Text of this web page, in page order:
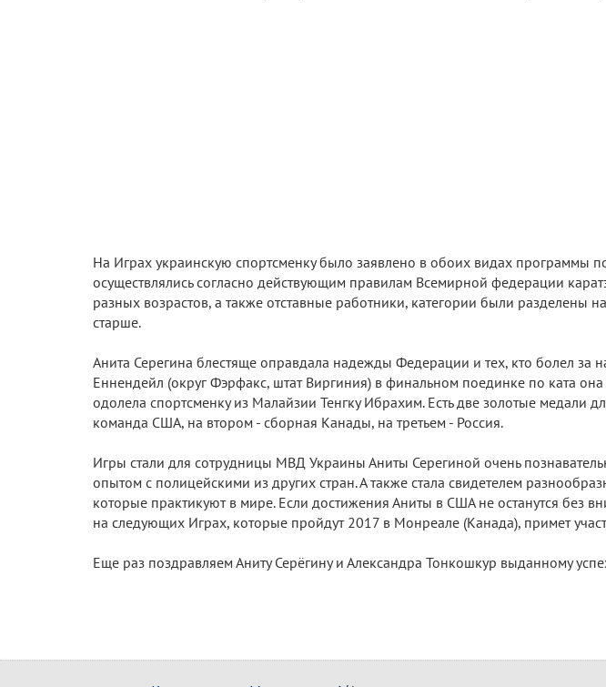
На Играх украинскую спортсменку было заявлено в обоих видах программы
осуществлялись согласно действующим правилам Всемирной федерации
разных возрастов, а также отставные работники, категории были разделены
старше.
Анита Серегина блестяще оправдала надежды Федерации и тех, кто болел за
Еннендейл (округ Фэрфакс, штат Виргиния) в финальном поединке по ката
одолела спортсменку из Малайзии Тенгку Ибрахим. Есть две золотые медали
команда США, на втором - сборная Канады, на третьем - Россия.
Игры стали для сотрудницы МВД Украины Аниты Серегиной очень
опытом с полицейскими из других стран. А также стала свидетелем
которые практикуют в мире. Если достижения Аниты в США не останутся без
на следующих Играх, которые пройдут 2017 в Монреале (Канада), примет
Еще раз поздравляем Аниту Серёгину и Александра Тонкошкур выданному